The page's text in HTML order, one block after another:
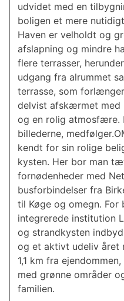
udvidet med en
boligen et mere
Haven er velholdt og
afslapning og mindre
flere terrasser,
udgang fra alrummet
terrasse, som
delvist afskærmet
og en rolig atmosfære.
billederne,
kendt for sin rolige
kysten. Her bor man
fornødenheder med
busforbindelser fra
til Køge og omegn. For
integrerede institution
og strandkysten
og et aktivt udeliv året
1,1 km fra
med grønne områder
familien.